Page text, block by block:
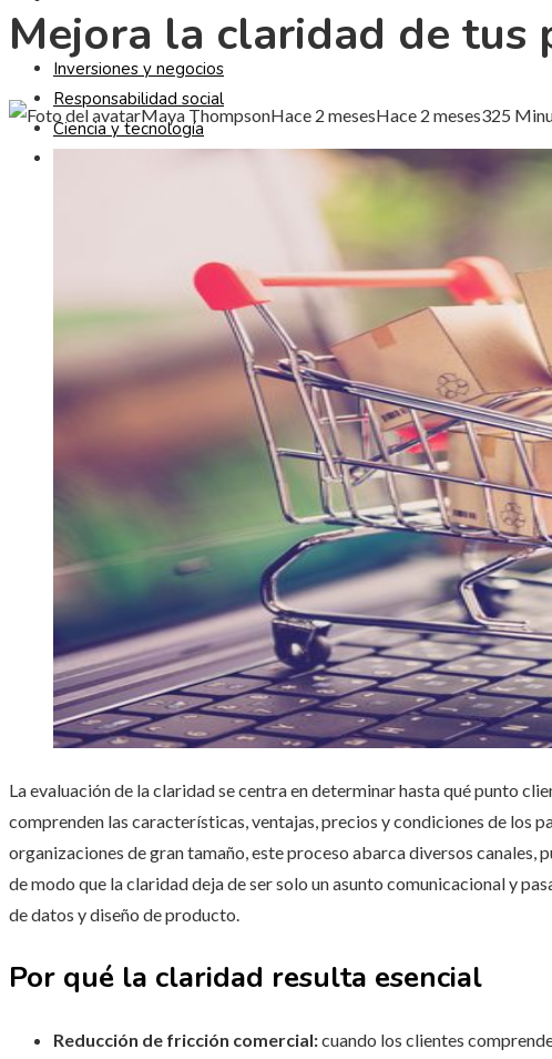
Inversiones y negocios
Responsabilidad social
Ciencia y tecnología
Mejora la claridad de tus
Maya ThompsonHace 2 mesesHace 2 meses325
La evaluación de la claridad se centra en determinar hasta qué punto
comprenden las características, ventajas, precios y condiciones de los
organizaciones de gran tamaño, este proceso abarca diversos canales,
de modo que la claridad deja de ser solo un asunto comunicacional y
de datos y diseño de producto.
Por qué la claridad resulta esencial
Reducción de fricción comercial:cuando los clientes